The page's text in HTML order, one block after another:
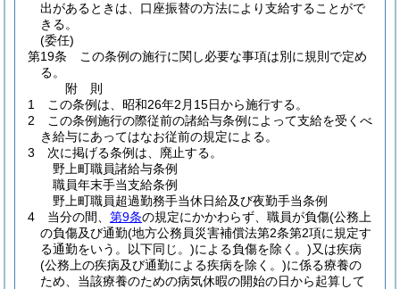
出があるときは、口座振替の方法により支給することがで
きる。
(委任)
第19条
この条例の施行に関し必要な事項は別に規則で定め
る。
附 則
1
この条例は、昭和26年2月15日から施行する。
2
この条例施行の際従前の諸給与条例によって支給を受くべ
き給与にあってはなお従前の規定による。
3
次に掲げる条例は、廃止する。
野上町職員諸給与条例
職員年末手当支給条例
野上町職員超過勤務手当休日給及び夜勤手当条例
4
当分の間、 第9条の規定にかかわらず、職員が負傷(公務上
の負傷及び通勤(地方公務員災害補償法第2条第2項に規定す
る通勤をいう。以下同じ。)による負傷を除く。)又は疾病
(公務上の疾病及び通勤による疾病を除く。)に係る療養の
ため、当該療養のための病気休暇の開始の日から起算して